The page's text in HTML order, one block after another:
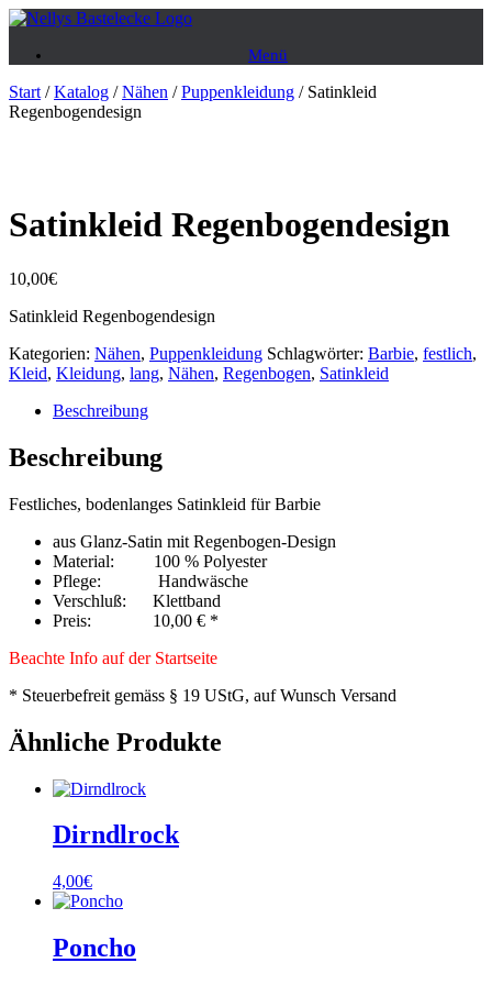
Zum
springen
Menü
Start /Katalog /Nähen /Puppenkleidung / Satinkleid
Regenbogendesign
Satinkleid Regenbogendesign
10,00€
Satinkleid Regenbogendesign
Kategorien: Nähen, Puppenkleidung Schlagwörter: Barbie, festlich,
Kleid, Kleidung, lang, Nähen, Regenbogen, Satinkleid
Beschreibung
Beschreibung
Festliches, bodenlanges Satinkleid für Barbie
aus Glanz-Satin mit Regenbogen-Design
Material: 100 % Polyester
Pflege: Handwäsche
Verschluß: Klettband
Preis: 10,00 € *
Beachte Info auf der Startseite
* Steuerbefreit gemäss § 19 UStG, auf Wunsch Versand
Ähnliche Produkte
Dirndlrock
4,00€
Poncho